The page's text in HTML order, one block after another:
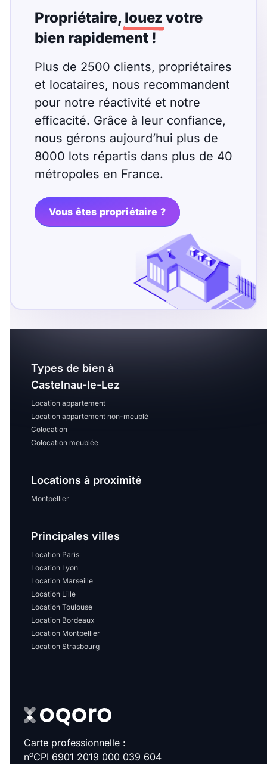
Propriétaire, louez votre
bien rapidement !
Plus de 2500 clients, propriétaires
et locataires, nous recommandent
pour notre réactivité et notre
efficacité. Grâce à leur confiance,
nous gérons aujourd’hui plus de
8000 lots répartis dans plus de 40
métropoles en France.
Vous êtes propriétaire ?
Types de bien à
Castelnau-le-Lez
Location appartement
Location appartement non-meublé
Colocation
Colocation meublée
Locations à proximité
Montpellier
Principales villes
Location Paris
Location Lyon
Location Marseille
Location Lille
Location Toulouse
Location Bordeaux
Location Montpellier
Location Strasbourg
Carte professionnelle :
noCPI 6901 2019 000 039 604